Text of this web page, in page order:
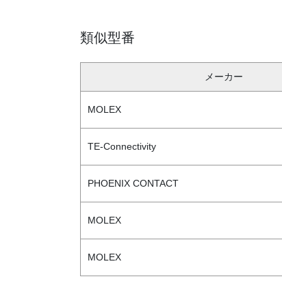
類似型番
メーカー
MOLEX
TE-Connectivity
PHOENIX CONTACT
MOLEX
MOLEX